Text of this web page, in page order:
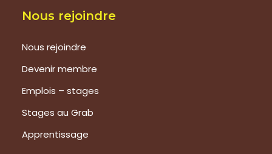
Nous rejoindre
Nous rejoindre
Devenir membre
Emplois – stages
Stages au Grab
Apprentissage